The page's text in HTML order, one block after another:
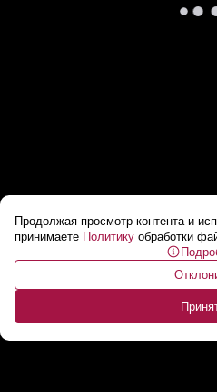
Продолжая просмотр контента и
принимаете Политику обработки
Лукашенко о
да не примут это
женщин смотрели...